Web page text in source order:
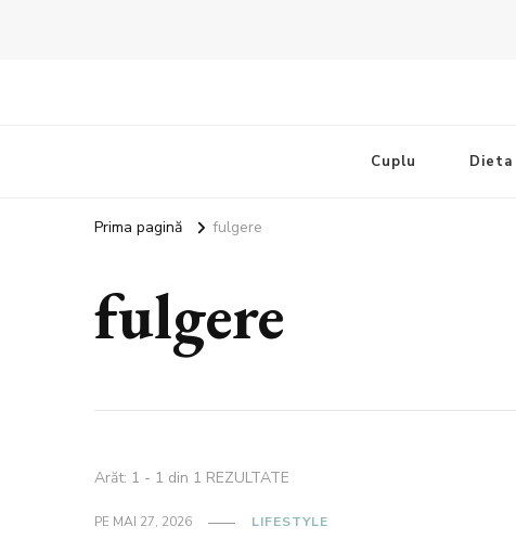
Cuplu Dieta
Prima pagină fulgere
fulgere
Arăt: 1 - 1 din 1 REZULTATE
PE MAI 27, 2026 LIFESTYLE